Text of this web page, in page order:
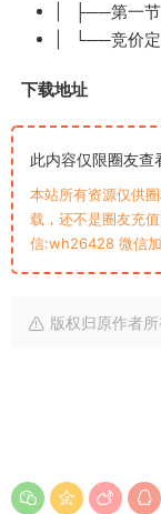
| ├──第一
| └──竞价
下载地址
此内容仅限圈友查
本站所有资源仅供
载，还不是圈友充
信:wh26428 微信
版权归原作者